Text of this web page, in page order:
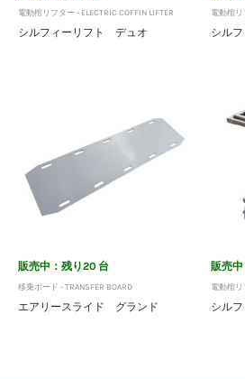
電動棺リフター - ELECTRIC COFFIN LIFTER
シルフィーリフト デュオ
電動棺リ
シル
販売中：残り20 台
移乗ボード - TRANSFER BOARD
エアリースライド グランド
販売
電動棺リ
シル